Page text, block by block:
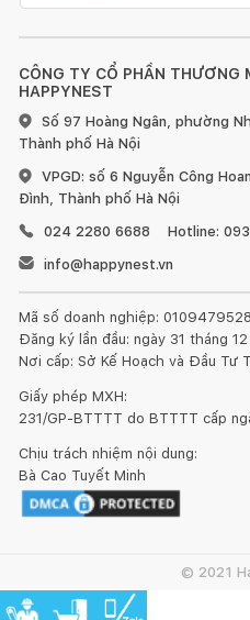
CÔNG TY CỔ PHẦN THƯƠNG
HAPPYNEST
Số 97 Hoàng Ngân, phường
Thành phố Hà Nội
VPGD: số 6 Nguyễn Công
Đình, Thành phố Hà Nội
024 2280 6688
Hotline:
info@happynest.vn
Mã số doanh nghiệp: 0109479528
Đăng ký lần đầu: ngày 31 tháng
Nơi cấp: Sở Kế Hoạch và Đầu Tư
Giấy phép MXH:
231/GP-BTTTT do BTTTT cấp
Chịu trách nhiệm nội dung:
Bà Cao Tuyết Minh
© 2021